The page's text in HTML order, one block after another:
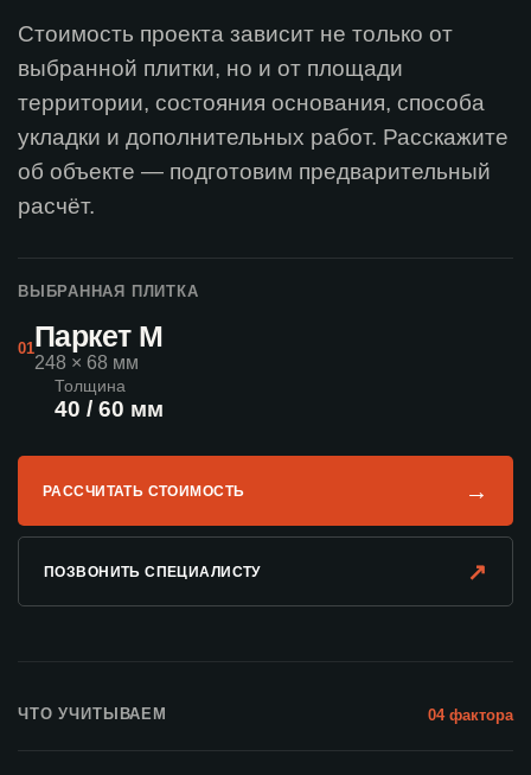
Стоимость проекта зависит не только от
выбранной плитки, но и от площади
территории, состояния основания, способа
укладки и дополнительных работ. Расскажите
об объекте — подготовим предварительный
расчёт.
ВЫБРАННАЯ ПЛИТКА
01Паркет М
248 × 68 мм
Толщина
40 / 60 мм
РАССЧИТАТЬ СТОИМОСТЬ →
ПОЗВОНИТЬ СПЕЦИАЛИСТУ ↗
ЧТО УЧИТЫВАЕМ 04 фактора